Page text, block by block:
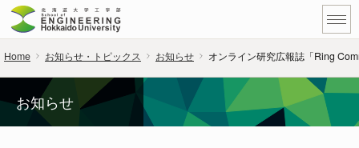
Home お知らせ・トピックス お知らせ オンライン研究広報誌「Ring
お知らせ